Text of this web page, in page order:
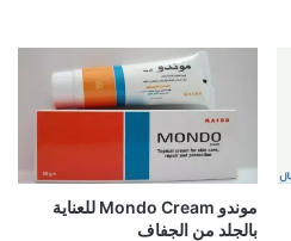
موندو Mondo Cream للعناية
بالجلد من الجفاف